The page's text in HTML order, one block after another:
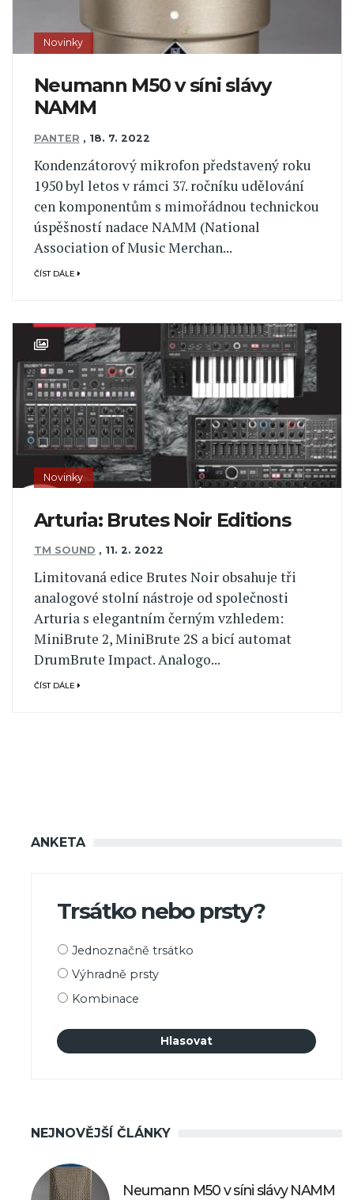
Novinky
Neumann M50 v síni slávy
NAMM
PANTER , 18. 7. 2022
Kondenzátorový mikrofon představený roku
1950 byl letos v rámci 37. ročníku udělování
cen komponentům s mimořádnou technickou
úspěšností nadace NAMM (National
Association of Music Merchan...
ČÍST DÁLE
Novinky
Arturia: Brutes Noir Editions
TM SOUND , 11. 2. 2022
Limitovaná edice Brutes Noir obsahuje tři
analogové stolní nástroje od společnosti
Arturia s elegantním černým vzhledem:
MiniBrute 2, MiniBrute 2S a bicí automat
DrumBrute Impact. Analogo...
ČÍST DÁLE
ANKETA
Trsátko nebo prsty?
Možnosti
Jednoznačně trsátko
Výhradně prsty
Kombinace
NEJNOVĚJŠÍ ČLÁNKY
Neumann M50 v síni slávy NAMM